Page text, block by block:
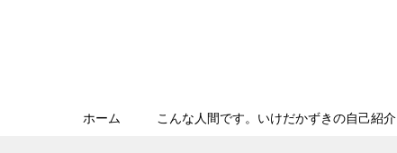
ホーム こんな人間です。いけだかずきの自己紹介